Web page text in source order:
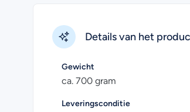
Details van het
Gewicht
ca. 700 gram
Leveringsconditie